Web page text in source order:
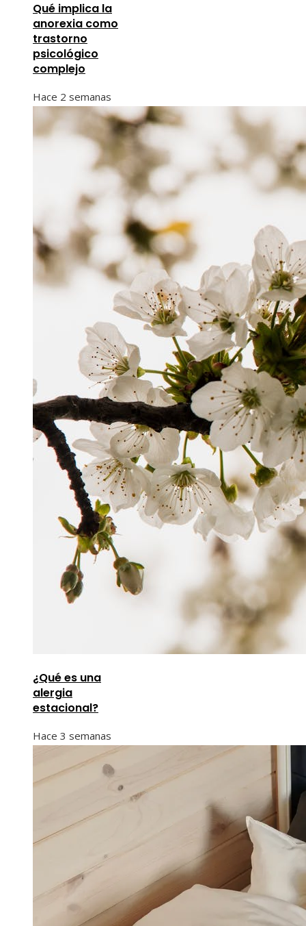
Qué implica la
anorexia como
trastorno
psicológico
complejo
Hace 2 semanas
¿Qué es una
alergia
estacional?
Hace 3 semanas